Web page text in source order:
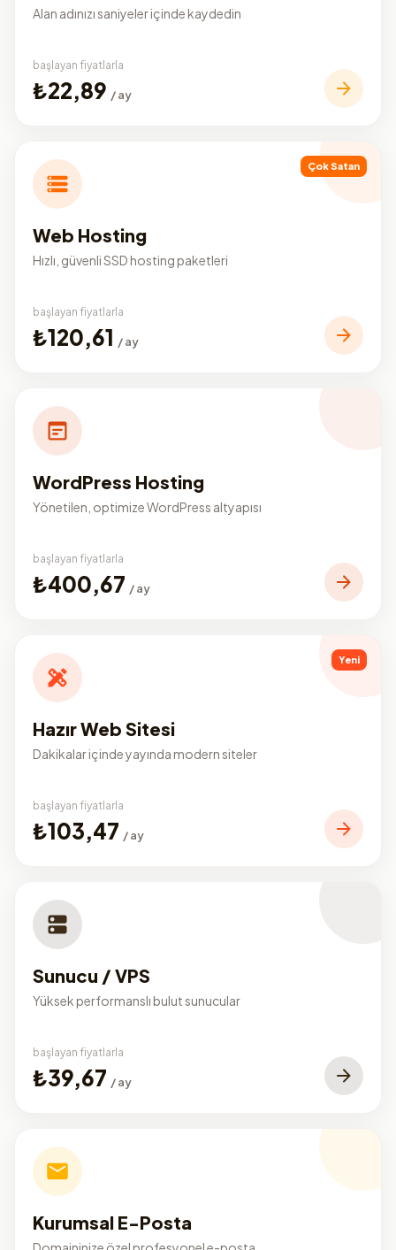
Alan adınızı saniyeler içinde kaydedin
başlayan fiyatlarla
₺22,89 / ay
Çok Satan
Web Hosting
Hızlı, güvenli SSD hosting paketleri
başlayan fiyatlarla
₺120,61 / ay
WordPress Hosting
Yönetilen, optimize WordPress altyapısı
başlayan fiyatlarla
₺400,67 / ay
Yeni
Hazır Web Sitesi
Dakikalar içinde yayında modern siteler
başlayan fiyatlarla
₺103,47 / ay
Sunucu / VPS
Yüksek performanslı bulut sunucular
başlayan fiyatlarla
₺39,67 / ay
Kurumsal E-Posta